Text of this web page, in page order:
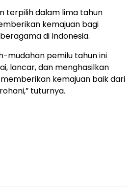
terpilih dalam lima tahun
kemajuan bagi
di Indonesia.
mudahan pemilu tahun ini
lancar, dan menghasilkan
kemajuan baik dari
tuturnya.